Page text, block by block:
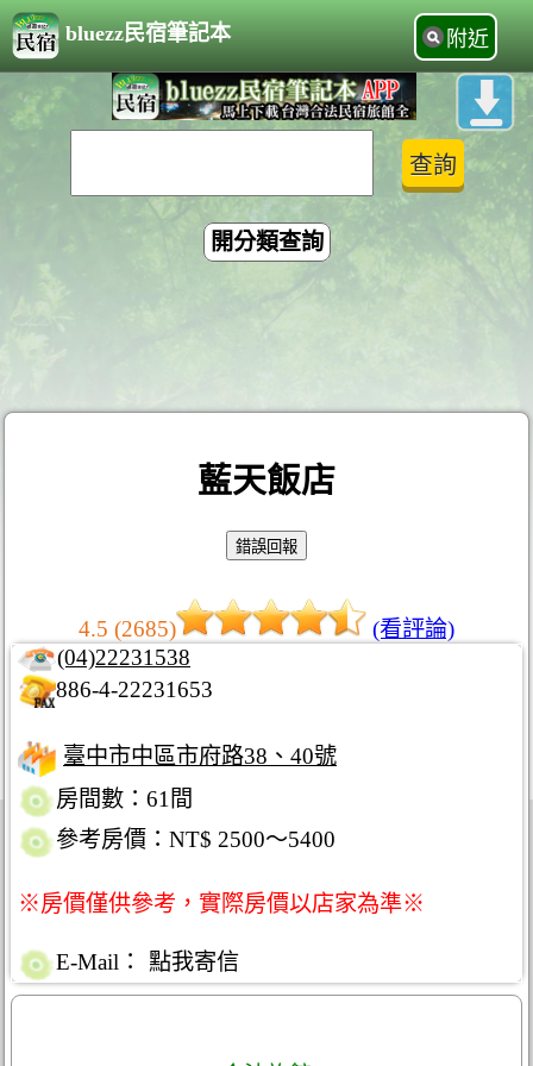
bluezz民宿筆記本 附近
開分類查詢
藍天飯店
4.5 (2685)
(看評論)
(04)22231538
886-4-22231653
臺中市中區市府路38、40號
房間數：61間
參考房價：NT$ 2500～5400
※房價僅供參考，實際房價以店家為準※
E-Mail： 點我寄信